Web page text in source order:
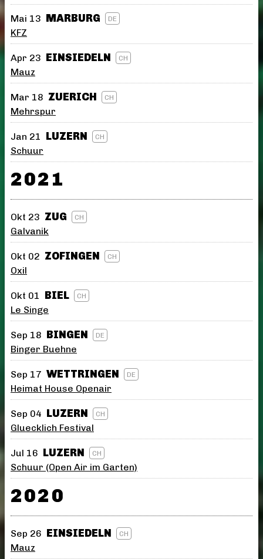
Mai 13 DE
MARBURG
KFZ
Apr 23 CH
EINSIEDELN
Mauz
Mar 18 CH
ZUERICH
Mehrspur
Jan 21 CH
LUZERN
Schuur
2021
Okt 23 CH
ZUG
Galvanik
Okt 02 CH
ZOFINGEN
Oxil
Okt 01 CH
BIEL
Le Singe
Sep 18 DE
BINGEN
Binger Buehne
Sep 17 DE
WETTRINGEN
Heimat House Openair
Sep 04 CH
LUZERN
Gluecklich Festival
Jul 16 CH
LUZERN
Schuur (Open Air im Garten)
2020
Sep 26 CH
EINSIEDELN
Mauz